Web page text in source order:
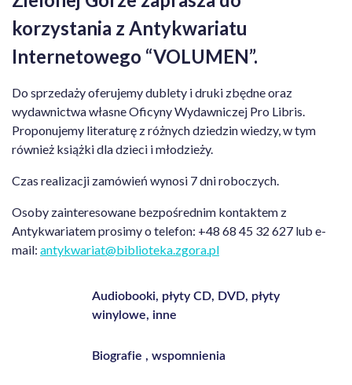
korzystania z Antykwariatu
Internetowego “VOLUMEN”.
Do sprzedaży oferujemy dublety i druki zbędne oraz
wydawnictwa własne Oficyny Wydawniczej Pro Libris.
Proponujemy literaturę z różnych dziedzin wiedzy, w tym
również książki dla dzieci i młodzieży.
Czas realizacji zamówień wynosi 7 dni roboczych.
Osoby zainteresowane bezpośrednim kontaktem z
Antykwariatem prosimy o telefon: +48 68 45 32 627 lub e-
mail: antykwariat@biblioteka.zgora.pl
Audiobooki, płyty CD, DVD, płyty
winylowe, inne
Biografie , wspomnienia